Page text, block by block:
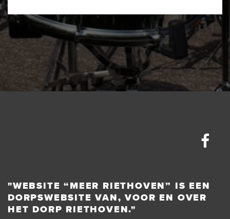
"WEBSITE “MEER RIETHOVEN” IS EEN
DORPSWEBSITE VAN, VOOR EN OVER
HET DORP RIETHOVEN."